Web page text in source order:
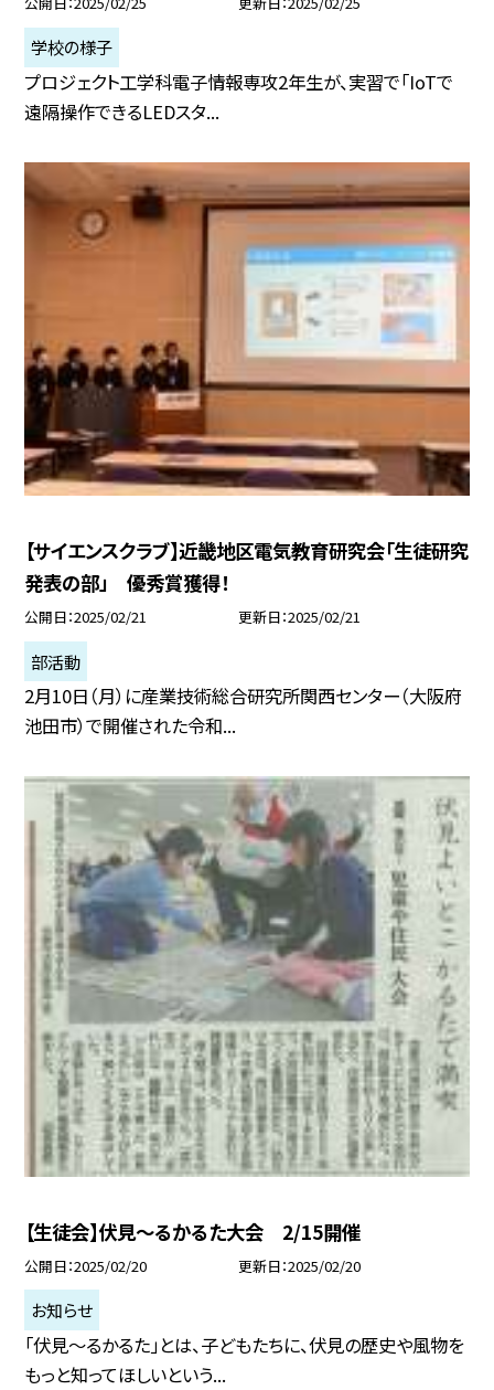
学校の様子
プロジェクト工学科電子情報専攻2年生が、実習で「IoTで
遠隔操作できるLEDスタ...
【サイエンスクラブ】近畿地区電気教育研究会「生徒研究
発表の部」 優秀賞獲得！
公開日 2025/02/21 更新日 2025/02/21
部活動
2月10日（月）に産業技術総合研究所関西センター（大阪府
池田市）で開催された令和...
【生徒会】伏見〜るかるた大会 2/15開催
公開日 2025/02/20 更新日 2025/02/20
お知らせ
「伏見〜るかるた」とは、子どもたちに、伏見の歴史や風物を
もっと知ってほしいという...